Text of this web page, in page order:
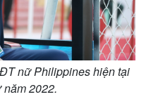
nữ Philippines hiện tại
2022.